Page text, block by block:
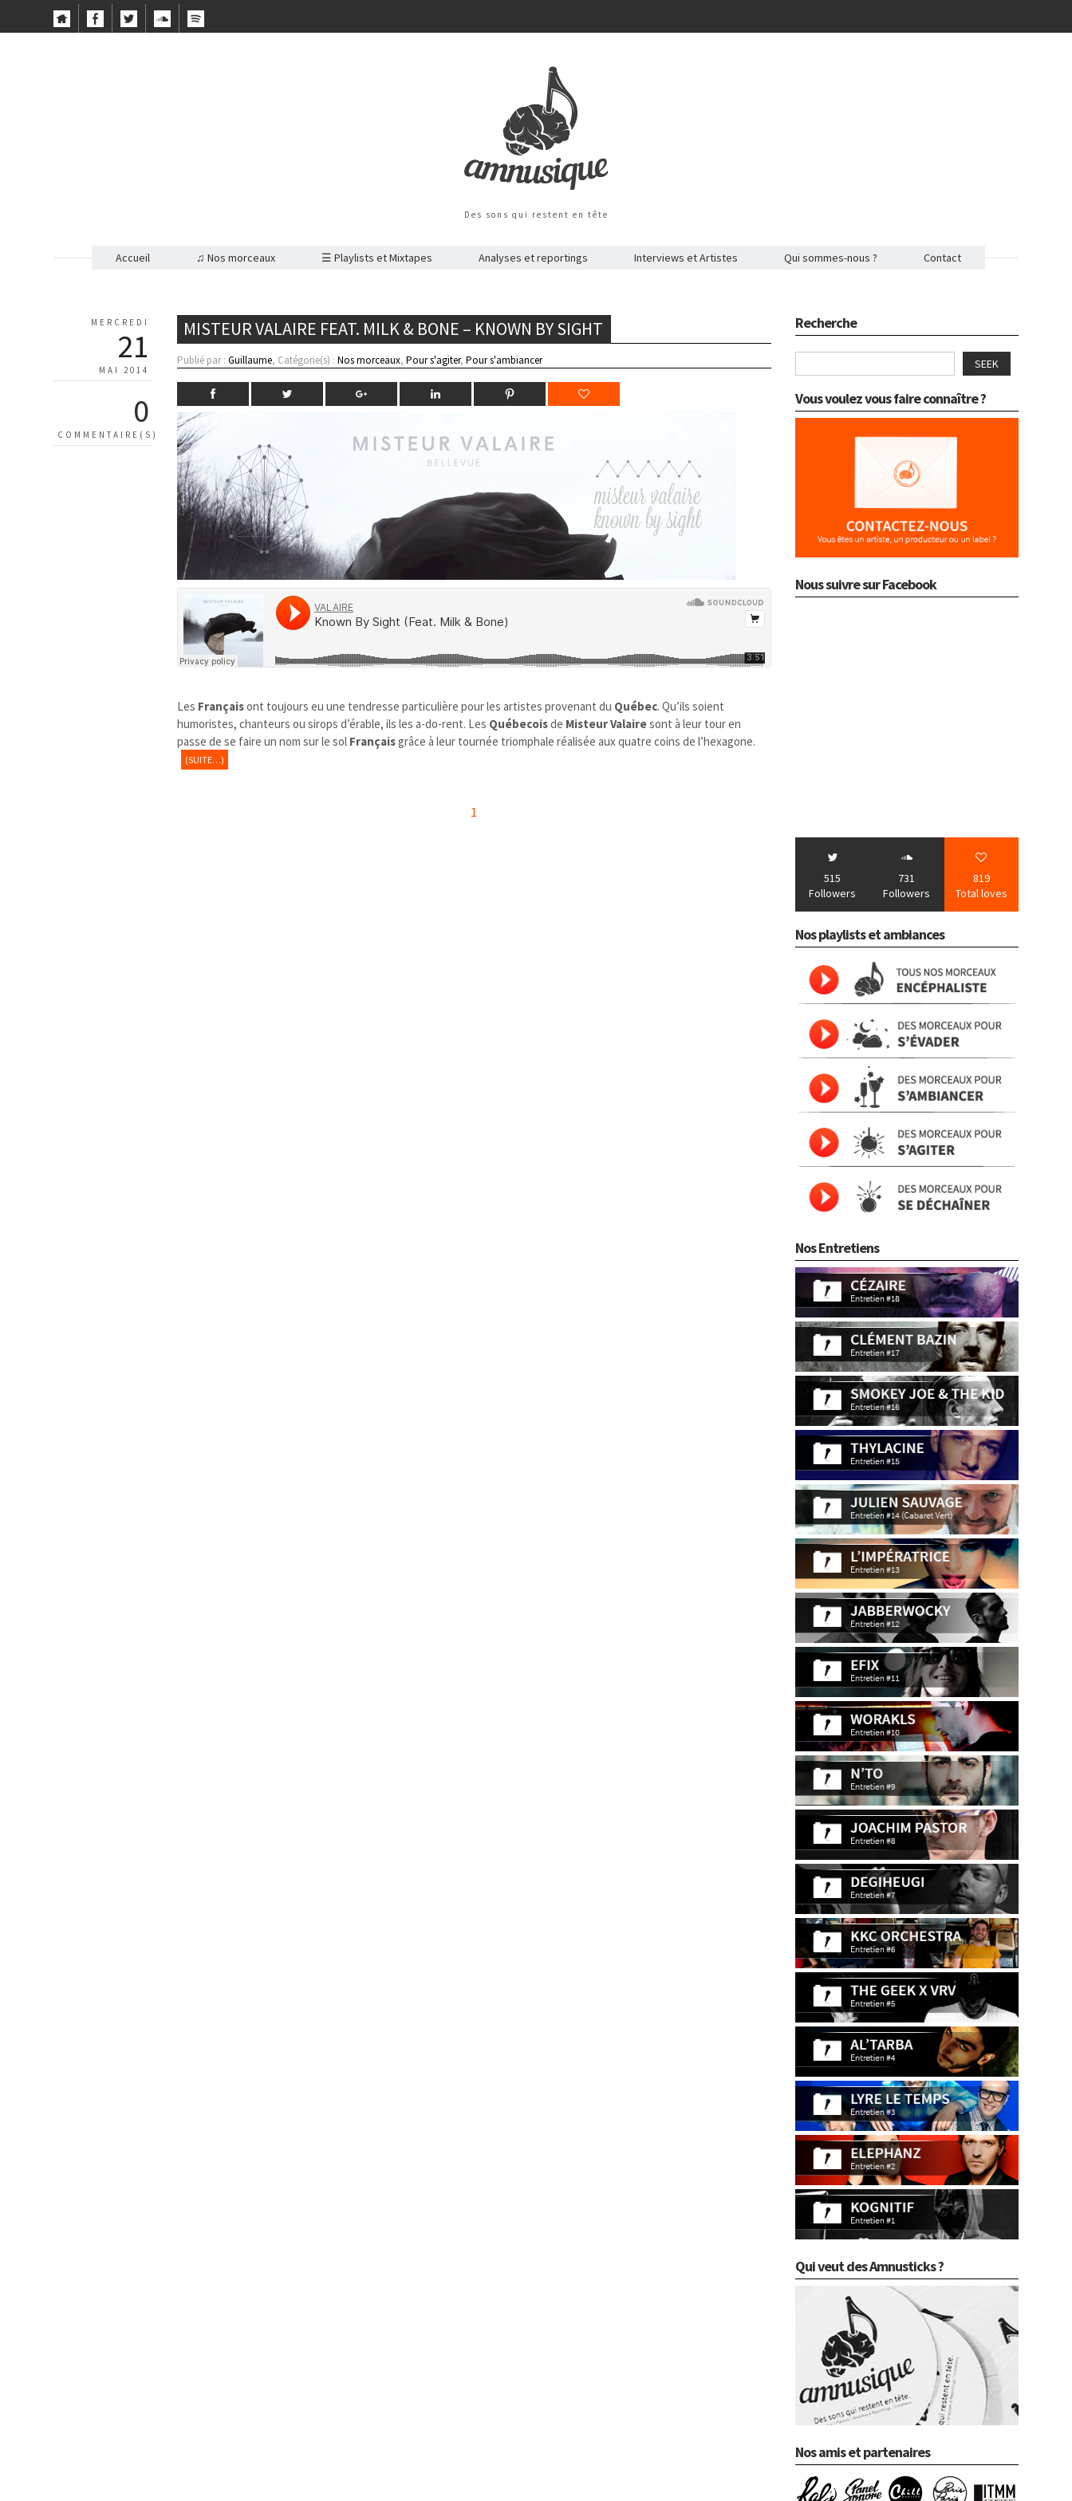
Des sons qui restent en tête
Accueil ♫ Nos morceaux ☰ Playlists et Mixtapes Analyses et reportings Interviews et Artistes Qui sommes-nous ? Contact
MERCREDI
21
MAI 2014
0
COMMENTAIRE(S)
MISTEUR VALAIRE FEAT. MILK & BONE – KNOWN BY SIGHT
Publié par :Guillaume, Catégorie(s) :Nos morceaux,Pour s'agiter,Pour s'ambiancer
Les Françaisont toujours eu une tendresse particulière pour les artistes provenant du Québec. Qu’ils soient
humoristes, chanteurs ou sirops d’érable, ils les a-do-rent. Les Québecoisde Misteur Valairesont à leur tour en
passe de se faire un nom sur le sol Françaisgrâce à leur tournée triomphale réalisée aux quatre coins de l’hexagone.
(SUITE…)
1
Recherche
SEEK
Vous voulez vous faire connaître ?
Nous suivre sur Facebook
515
Followers
731
Followers
819
Total loves
Nos playlists et ambiances
Nos Entretiens
Qui veut des Amnusticks ?
Nos amis et partenaires